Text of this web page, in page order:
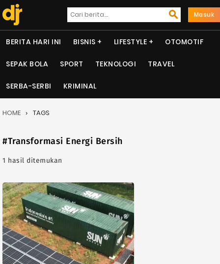
Masuk
BERITA HARI INI BISNIS LIFESTYLE OTOMOTIF
SEPAK BOLA SPORT TEKNOLOGI TRAVEL
SERBA-SERBI KRIMINAL
HOME TAGS
#Transformasi Energi Bersih
1 hasil ditemukan